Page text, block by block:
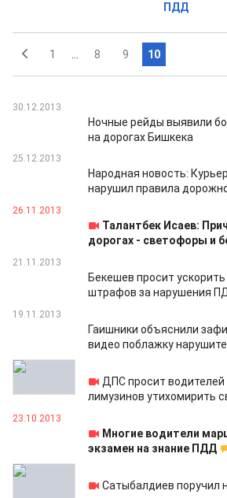
ПДД
1 8 9 10
30.12.2013
Ночные рейды выявили
на дорогах Бишкека
25.12.2013
Народная новость:
нарушил правила
26.11.2013
Талантбек Исаев:
дорогах - светофоры и
21.11.2013
Бекешев просит
штрафов за нарушения
19.11.2013
Гаишники объяснили
видео поблажку
23.10.2013
ДПС просит
лимузинов утихомирить
23.10.2013
Многие водители
экзамен на знание ПДД
02.10.2013
Сатыбалдиев поручил